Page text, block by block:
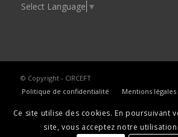
Select Language ▼
© Copyright - CIRCEFT
Politique de confidentialité
Mentions légales
Ce site utilise des cookies. En poursuivant
site, vous acceptez notre